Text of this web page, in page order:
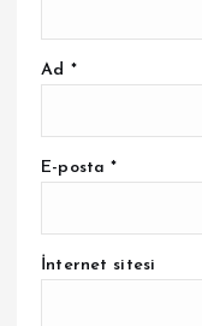
Ad *
E-posta*
İnternet sitesi